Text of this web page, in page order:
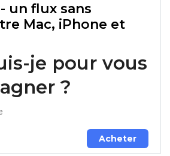
un flux sans
Mac, iPhone et
je pour vous
?
Acheter